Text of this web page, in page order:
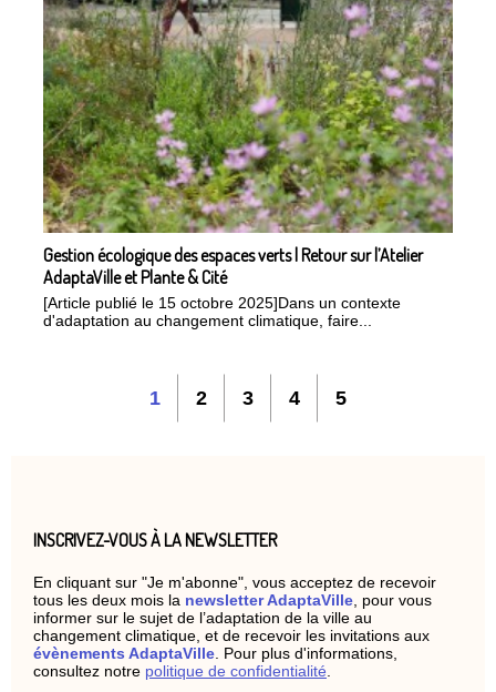
Gestion écologique des espaces verts | Retour sur l’Atelier
AdaptaVille et Plante & Cité
[Article publié le 15 octobre 2025]Dans un contexte
d'adaptation au changement climatique, faire...
1 2 3 4 5
INSCRIVEZ-VOUS À LA NEWSLETTER
En cliquant sur "Je m'abonne", vous acceptez de recevoir
tous les deux mois la newsletter AdaptaVille , pour vous
informer sur le sujet de l’adaptation de la ville au
changement climatique, et de recevoir les invitations aux
évènements AdaptaVille . Pour plus d'informations,
consultez notre politique de confidentialité